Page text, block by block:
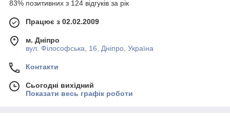
83% позитивних з 124 відгуків за рік
Працює з 02.02.2009
м. Дніпро
вул. Філософська, 16, Дніпро, Україна
Контакти
Сьогодні вихідний
Показати весь графік роботи